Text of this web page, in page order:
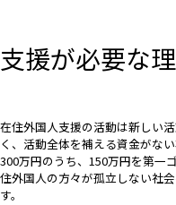
支援が必要な
在住外国人支援の活動は新しい
く、活動全体を補える資金がな
300万円のうち、150万円を第一
住外国人の方々が孤立しない社
す。